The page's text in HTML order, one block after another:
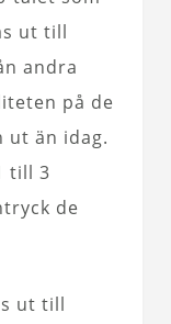
ut till
andra
på de
ut än idag.
till 3
de
ut till